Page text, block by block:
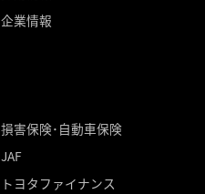
企業情報
損害保険･自動車保険
JAF
トヨタファイナンス